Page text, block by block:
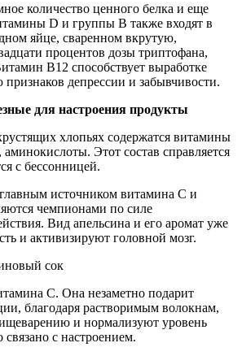
количество ценного белка и еще
D и группы В также входят в
яйце, сваренном вкрутую,
процентов дозы триптофана,
В12 способствует выработке
депрессии и забывчивости.
для настроения продукты
хлопьях содержатся витамины
Этот состав справляется
с бессонницей.
источником витамина С и
чемпионами по силе
Вид апельсина и его аромат уже
и активизируют головной мозг.
С. Она незаметно подарит
благодаря растворимым волокнам,
и нормализуют уровень
с настроением.